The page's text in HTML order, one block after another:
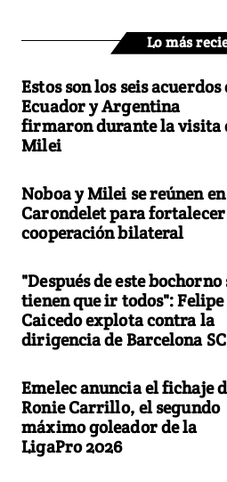
Lo más
Estos son los seis acuerdos
Ecuador y Argentina
firmaron durante la visita
Milei
Noboa y Milei se reúnen en
Carondelet para
cooperación bilateral
"Después de este bochorno
tienen que ir todos": Felipe
Caicedo explota contra la
dirigencia de Barcelona SC
Emelec anuncia el fichaje
Ronie Carrillo, el segundo
máximo goleador de la
LigaPro 2026